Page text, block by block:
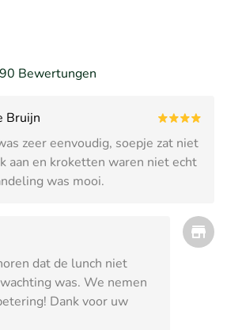
90 Bewertungen
Bruijn
zeer eenvoudig, soepje zat niet
aan en kroketten waren niet echt
was mooi.
dat de lunch niet
was. We nemen
Dank voor uw